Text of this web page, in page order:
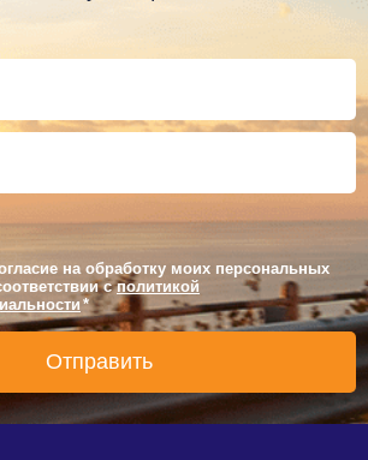
на обработку моих персональных
сполитикой
*